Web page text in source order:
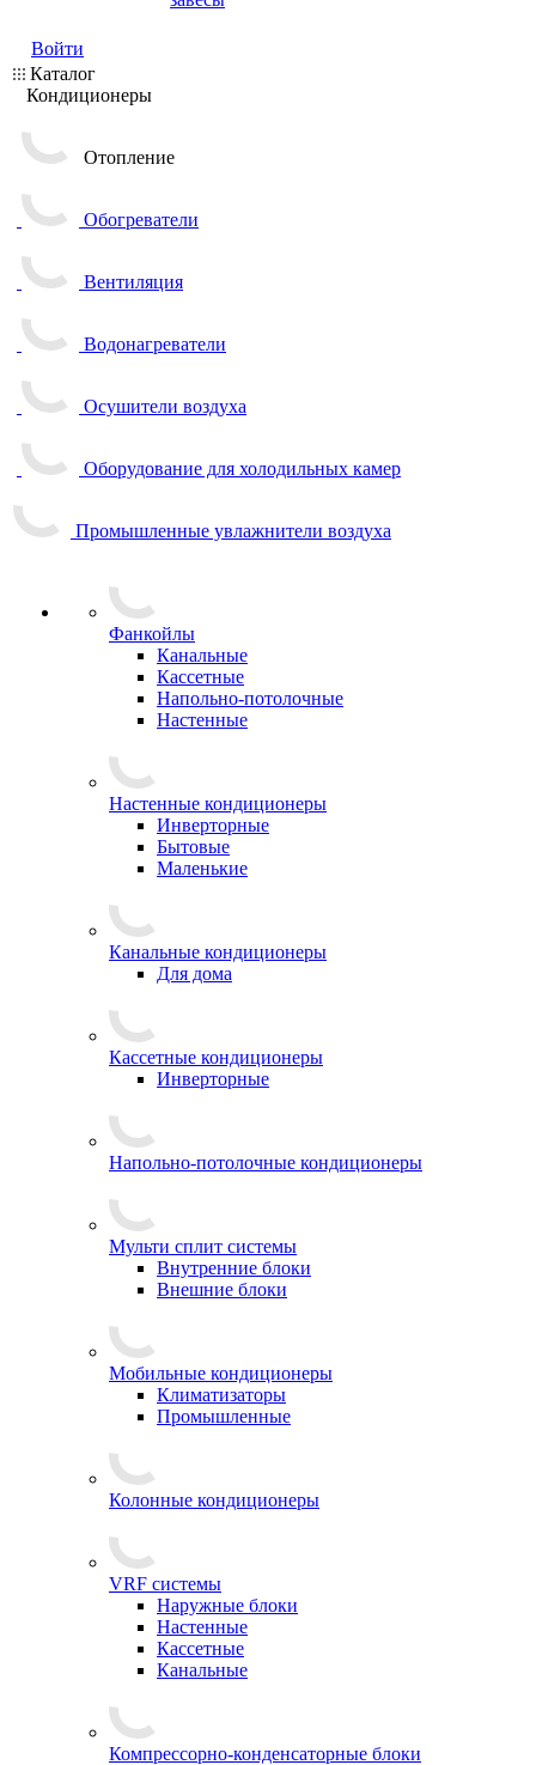
Войти
Каталог
Кондиционеры
Отопление
Обогреватели
Вентиляция
Водонагреватели
Осушители воздуха
Оборудование для холодильных камер
Промышленные увлажнители воздуха
Фанкойлы
Канальные
Кассетные
Напольно-потолочные
Настенные
Настенные кондиционеры
Инверторные
Бытовые
Маленькие
Канальные кондиционеры
Для дома
Кассетные кондиционеры
Инверторные
Напольно-потолочные кондиционеры
Мульти сплит системы
Внутренние блоки
Внешние блоки
Мобильные кондиционеры
Климатизаторы
Промышленные
Колонные кондиционеры
VRF системы
Наружные блоки
Настенные
Кассетные
Канальные
Компрессорно-конденсаторные блоки